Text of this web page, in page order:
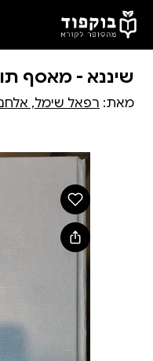
דלג לתוכן הראשי
שיננא - מאסף
מאת: רפאל שימל,